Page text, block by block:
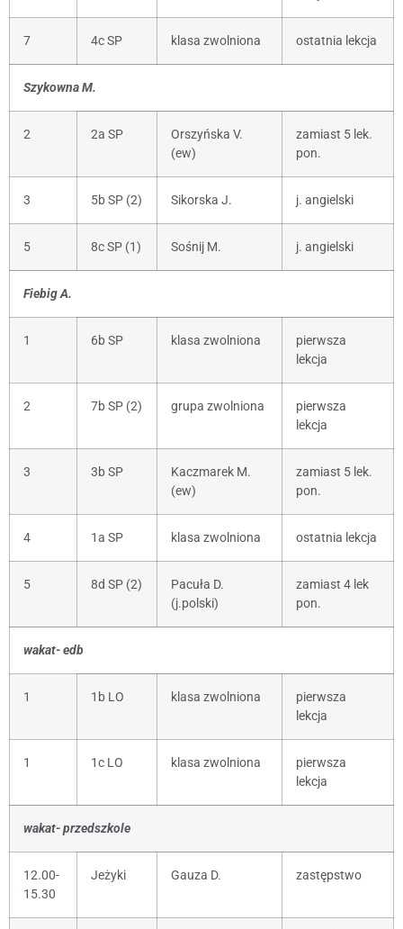
7 4c SP klasa zwolniona ostatnia lekcja
Szykowna M.
2 2a SP
Orszyńska V.
(ew)
zamiast 5 lek.
pon.
3 5b SP (2) Sikorska J. j. angielski
5 8c SP (1) Sośnij M. j. angielski
Fiebig A.
1 6b SP klasa zwolniona
pierwsza
lekcja
2 7b SP (2) grupa zwolniona
pierwsza
lekcja
3 3b SP
Kaczmarek M.
(ew)
zamiast 5 lek.
pon.
4 1a SP klasa zwolniona ostatnia lekcja
5 8d SP (2)
Pacuła D.
(j.polski)
zamiast 4 lek
pon.
wakat- edb
1 1b LO klasa zwolniona
pierwsza
lekcja
1 1c LO klasa zwolniona
pierwsza
lekcja
wakat- przedszkole
12.00-
15.30
Jeżyki Gauza D. zastępstwo